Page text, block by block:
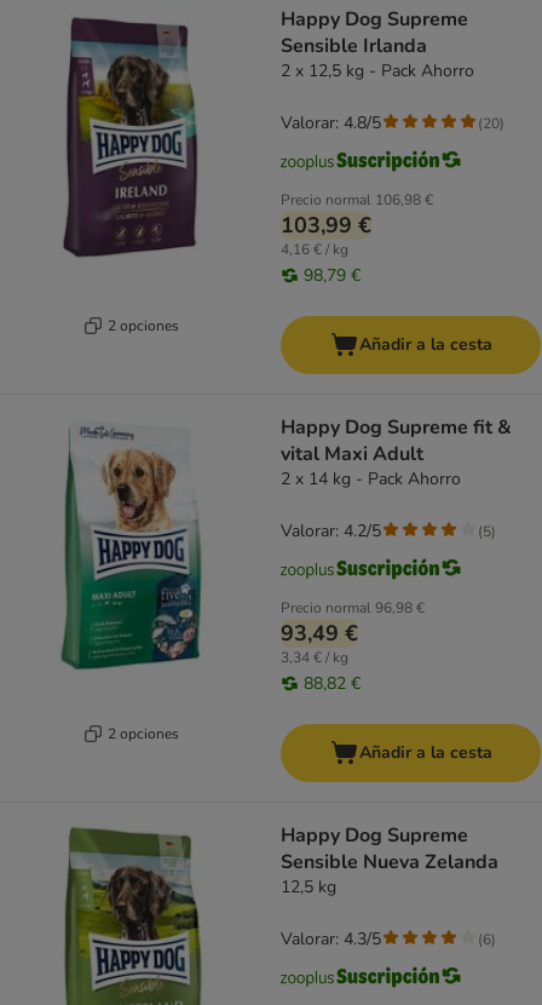
2 opciones
Happy Dog Supreme
Sensible Irlanda
2 x 12,5 kg - Pack Ahorro
Precio normal 106,98 €
103,99 €
4,16 € / kg
98,79 €
Valorar: 4.8/5 (20)
Añadir a la cesta
2 opciones
Happy Dog Supreme fit &
vital Maxi Adult
2 x 14 kg - Pack Ahorro
Precio normal96,98 €
93,49 €
3,34 € / kg
88,82 €
Valorar: 4.2/5 (5)
Añadir a la cesta
Happy Dog Supreme
Sensible Nueva Zelanda
12,5 kg
Valorar: 4.3/5 (6)